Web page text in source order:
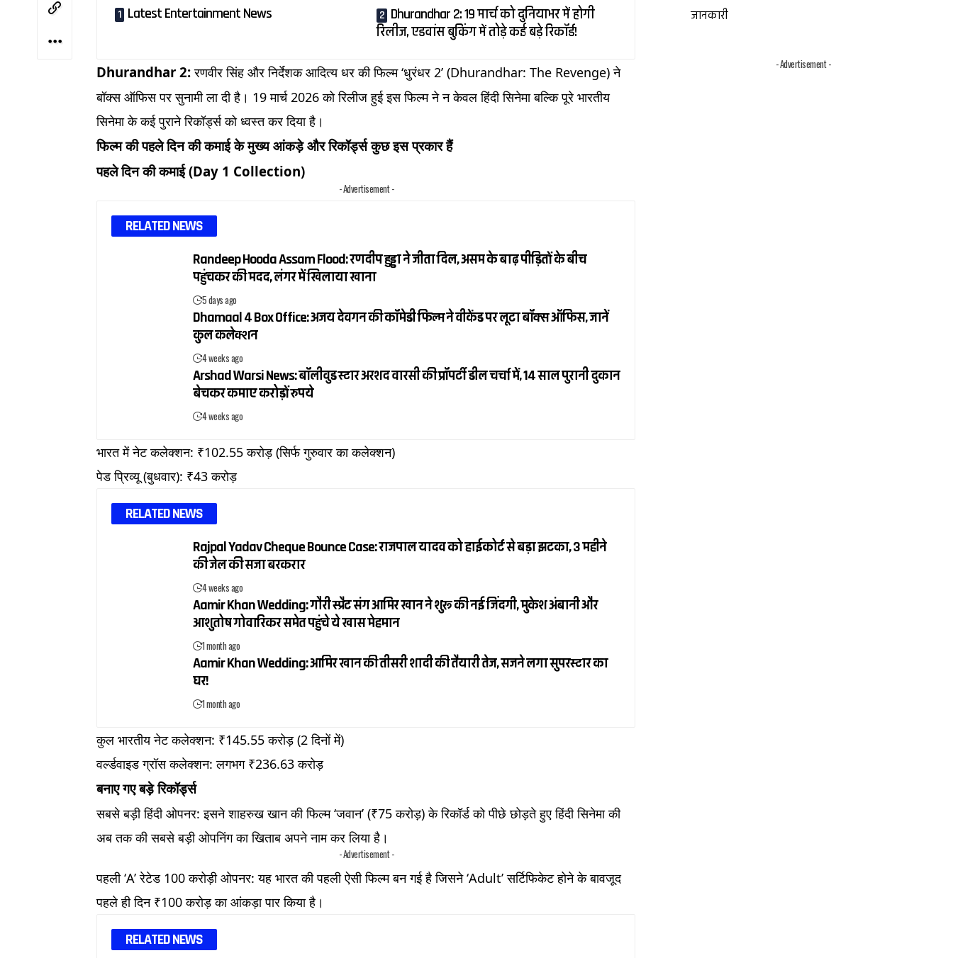
Latest Entertainment News
Dhurandhar 2: 19 मार्च को दुनियाभर में होगी
रिलीज, एडवांस बुकिंग में तोड़े कई बड़े रिकॉर्ड!
Dhurandhar 2: रणवीर सिंह और निर्देशक आदित्य धर की फिल्म ‘धुरंधर 2’ (Dhurandhar: The Revenge) ने
बॉक्स ऑफिस पर सुनामी ला दी है। 19 मार्च 2026 को रिलीज हुई इस फिल्म ने न केवल हिंदी सिनेमा बल्कि पूरे भारतीय
सिनेमा के कई पुराने रिकॉर्ड्स को ध्वस्त कर दिया है।
फिल्म की पहले दिन की कमाई के मुख्य आंकड़े और रिकॉर्ड्स कुछ इस प्रकार हैं
पहले दिन की कमाई (Day 1 Collection)
- Advertisement -
RELATED NEWS
Randeep Hooda Assam Flood: रणदीप हुड्डा ने जीता दिल, असम के बाढ़ पीड़ितों के बीच
पहुंचकर की मदद, लंगर में खिलाया खाना
5 days ago
Dhamaal 4 Box Office: अजय देवगन की कॉमेडी फिल्म ने वीकेंड पर लूटा बॉक्स ऑफिस, जानें
कुल कलेक्शन
4 weeks ago
Arshad Warsi News: बॉलीवुड स्टार अरशद वारसी की प्रॉपर्टी डील चर्चा में, 14 साल पुरानी दुकान
बेचकर कमाए करोड़ों रुपये
4 weeks ago
भारत में नेट कलेक्शन: ₹102.55 करोड़ (सिर्फ गुरुवार का कलेक्शन)
पेड प्रिव्यू (बुधवार): ₹43 करोड़
RELATED NEWS
Rajpal Yadav Cheque Bounce Case: राजपाल यादव को हाईकोर्ट से बड़ा झटका, 3 महीने
की जेल की सजा बरकरार
4 weeks ago
Aamir Khan Wedding: गौरी स्प्रैट संग आमिर खान ने शुरू की नई जिंदगी, मुकेश अंबानी और
आशुतोष गोवारिकर समेत पहुंचे ये खास मेहमान
1 month ago
Aamir Khan Wedding: आमिर खान की तीसरी शादी की तैयारी तेज, सजने लगा सुपरस्टार का
घर!
1 month ago
कुल भारतीय नेट कलेक्शन: ₹145.55 करोड़ (2 दिनों में)
वर्ल्डवाइड ग्रॉस कलेक्शन: लगभग ₹236.63 करोड़
बनाए गए बड़े रिकॉर्ड्स
सबसे बड़ी हिंदी ओपनर: इसने शाहरुख खान की फिल्म ‘जवान’ (₹75 करोड़) के रिकॉर्ड को पीछे छोड़ते हुए हिंदी सिनेमा की
अब तक की सबसे बड़ी ओपनिंग का खिताब अपने नाम कर लिया है।
- Advertisement -
पहली ‘A’ रेटेड 100 करोड़ी ओपनर: यह भारत की पहली ऐसी फिल्म बन गई है जिसने ‘Adult’ सर्टिफिकेट होने के बावजूद
पहले ही दिन ₹100 करोड़ का आंकड़ा पार किया है।
RELATED NEWS
जानकारी
- Advertisement -